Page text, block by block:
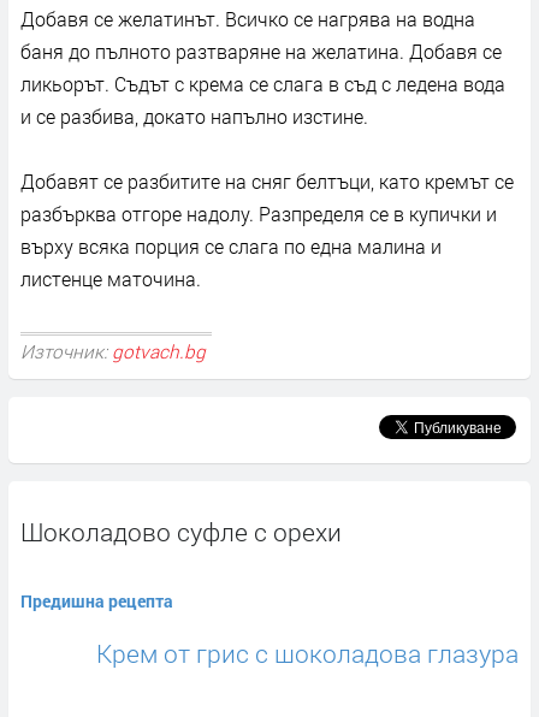
Добавя се желатинът. Всичко се нагрява на водна
баня до пълното разтваряне на желатина. Добавя се
ликьорът. Съдът с крема се слага в съд с ледена вода
и се разбива, докато напълно изстине.
Добавят се разбитите на сняг белтъци, като кремът се
разбърква отгоре надолу. Разпределя се в купички и
върху всяка порция се слага по една малина и
листенце маточина.
Източник: gotvach.bg
Шоколадово суфле с орехи
Предишна рецепта
Крем от грис с шоколадова глазура